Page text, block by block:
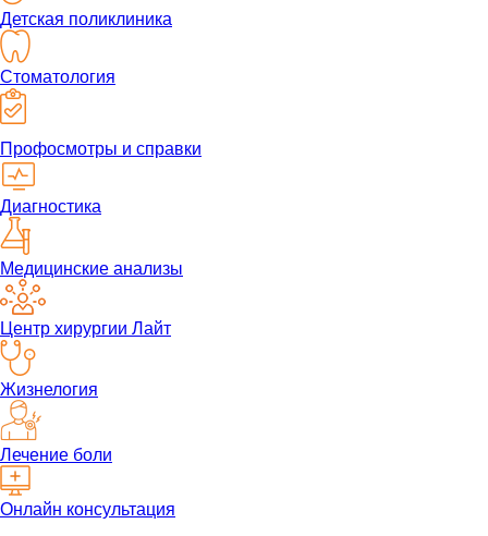
Детская поликлиника
Стоматология
Профосмотры и справки
Диагностика
Медицинские анализы
Центр хирургии Лайт
Жизнелогия
Лечение боли
Онлайн консультация